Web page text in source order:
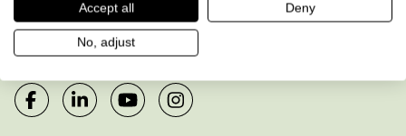
Sensotec maakt deel uit van de
Allkind Group
Accept all Deny
No, adjust